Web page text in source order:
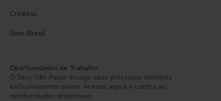
Créditos
Sesc Brasil
Oportunidades de Trabalho
O Sesc São Paulo divulga seus processos seletivos
exclusivamente online. Acesse agora e confira as
oportunidades disponíveis.